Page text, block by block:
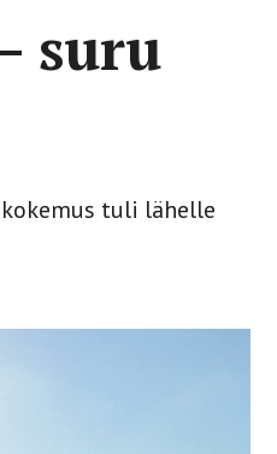
suru
tuli lähelle